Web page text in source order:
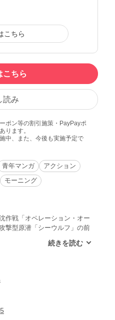
こちら
こちら
読み
ポン等の割引施策・PayPayポ
ります。
中、また、今後も実施予定で
青年マンガ
アクション
モーニング
作戦「オペレーション・オー
撃型原潜「シーウルフ」の前
「やまと」だが、その直後、
弟が艦長を務める２艦の「シ